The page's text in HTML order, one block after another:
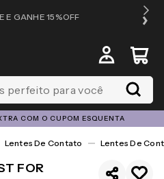
E GANHE 15%OFF
você
COM O CUPOM ESQUENTA
Lentes De Contato Lentes De
FOR